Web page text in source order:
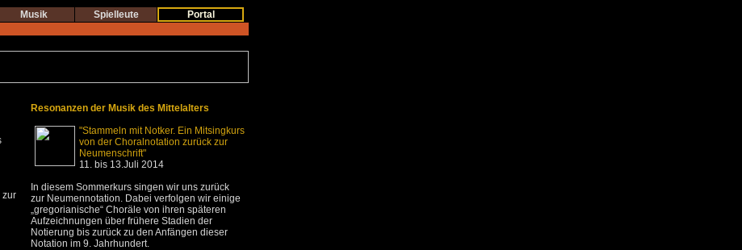
Musik Spielleute Portal
zur
Resonanzen der Musik des Mittelalters
"Stammeln mit Notker. Ein Mitsingkurs
von der Choralnotation zurück zur
Neumenschrift"
11. bis 13.Juli 2014
In diesem Sommerkurs singen wir uns zurück
zur Neumennotation. Dabei verfolgen wir einige
„gregorianische“ Choräle von ihren späteren
Aufzeichnungen über frühere Stadien der
Notierung bis zurück zu den Anfängen dieser
Notation im 9. Jahrhundert.